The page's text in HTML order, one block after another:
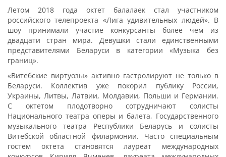
Летом 2018 года октет балалаек стал участником
российского телепроекта «Лига удивительных людей». В
шоу принимали участие конкурсанты более чем из
двадцати стран мира. Девушки стали единственными
представителями Беларуси в категории «Музыка без
границ».
«Витебские виртуозы» активно гастролируют не только в
Беларуси. Коллектив уже покорил публику России,
Украины, Литвы, Латвии, Молдавии, Польши и Германии.
С октетом плодотворно сотрудничают солисты
Национального театра оперы и балета, Государственного
музыкального театра Республики Беларусь и солисты
Витебской областной филармонии. Часто специальным
гостем октета становятся лауреат международных